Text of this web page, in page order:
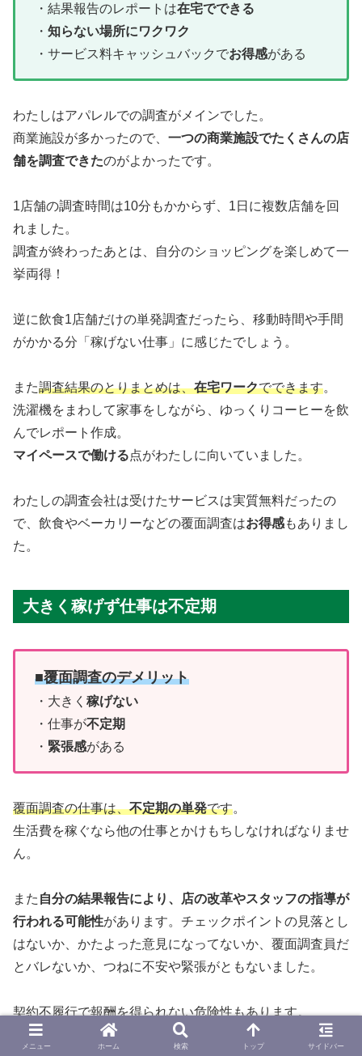
・結果報告のレポートは在宅でできる
・ 知らない場所にワクワク
・サービス料キャッシュバックでお得感がある
わたしはアパレルでの調査がメインでした。
商業施設が多かったので、 一つの商業施設でたくさんの店
舗を調査できたのがよかったです。
1店舗の調査時間は10分もかからず、1日に複数店舗を回
れました。
調査が終わったあとは、自分のショッピングを楽しめて一
挙両得！
逆に飲食1店舗だけの単発調査だったら、移動時間や手間
がかかる分「稼げない仕事」に感じたでしょう。
また調査結果のとりまとめは、在宅ワークでできます。
洗濯機をまわして家事をしながら、ゆっくりコーヒーを飲
んでレポート作成。
マイペースで働ける点がわたしに向いていました。
わたしの調査会社は受けたサービスは実質無料だったの
で、飲食やベーカリーなどの覆面調査はお得感もありまし
た。
大きく稼げず仕事は不定期
■覆面調査のデメリット
・大きく 稼げない
・仕事が不定期
・ 緊張感がある
覆面調査の仕事は、不定期の単発です。
生活費を稼ぐなら他の仕事とかけもちしなければなりませ
ん。
また 自分の結果報告により、店の改革やスタッフの指導が
行われる可能性があります。チェックポイントの見落とし
はないか、かたよった意見になってないか、覆面調査員だ
とバレないか、つねに不安や緊張がともないました。
契約不履行で報酬を得られない危険性もあります。
メニュー ホーム 検索 トップ サイドバー